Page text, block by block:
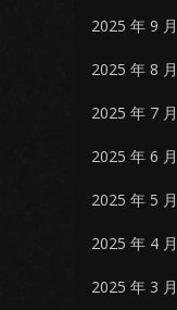
2025 年 9 月
2025 年 8 月
2025 年 7 月
2025 年 6 月
2025 年 5 月
2025 年 4 月
2025 年 3 月